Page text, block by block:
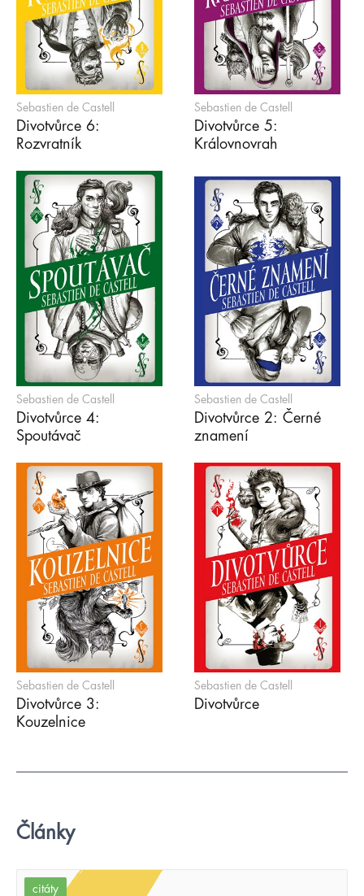
Sebastien de Castell
Divotvůrce 6:
Rozvratník
Sebastien de Castell
Divotvůrce 5:
Královnovrah
Sebastien de Castell
Divotvůrce 4:
Spoutávač
Sebastien de Castell
Divotvůrce 2: Černé
znamení
Sebastien de Castell
Divotvůrce 3:
Kouzelnice
Sebastien de Castell
Divotvůrce
Články
citáty